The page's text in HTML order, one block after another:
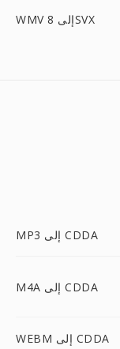
WMV إلى 8SVX
MP3 إلى CDDA
M4A إلى CDDA
WEBM إلى CDDA